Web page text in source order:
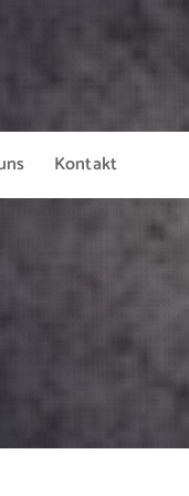
Kontakt